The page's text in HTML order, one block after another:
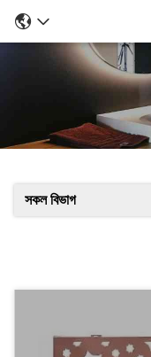
সকল বিভাগ